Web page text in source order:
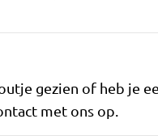
gezien of heb je
met ons op.